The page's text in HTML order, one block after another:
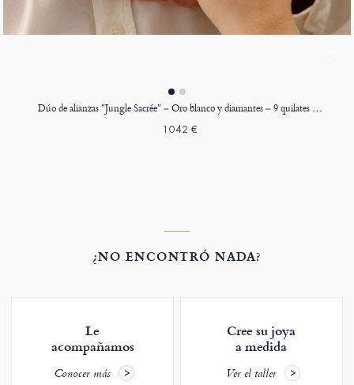
Dúo de alianzas "Jungle Sacrée" – Oro blanco y diamantes – 9 quilates - Oro blanco 9 quilates (375)
1042 €
¿NO ENCONTRÓ NADA?
Le
acompañamos
Conocer más
Cree su joya
a medida
Ver el taller